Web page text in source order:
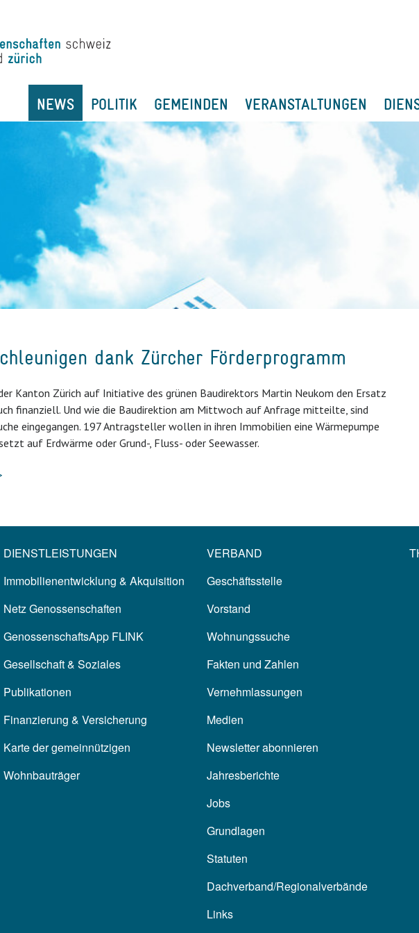
NEWS POLITIK GEMEINDEN VERANSTALTUNGEN
dank Zürcher Förderprogramm
Kanton Zürich auf Initiative des grünen Baudirektors Martin Neukom den Ersatz
finanziell. Und wie die Baudirektion am Mittwoch auf Anfrage mitteilte, sind
eingegangen. 197 Antragsteller wollen in ihren Immobilien eine Wärmepumpe
auf Erdwärme oder Grund-, Fluss- oder Seewasser.
DIENSTLEISTUNGEN
Immobilienentwicklung & Akquisition
Netz Genossenschaften
GenossenschaftsApp FLINK
Gesellschaft & Soziales
Publikationen
Finanzierung & Versicherung
Karte der gemeinnützigen
Wohnbauträger
VERBAND
Geschäftsstelle
Vorstand
Wohnungssuche
Fakten und Zahlen
Vernehmlassungen
Medien
Newsletter abonnieren
Jahresberichte
Jobs
Grundlagen
Statuten
Dachverband/Regionalverbände
Links